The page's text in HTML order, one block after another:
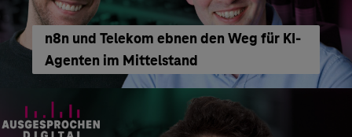
n8n und Telekom ebnen den Weg für KI-
Agenten im Mittelstand